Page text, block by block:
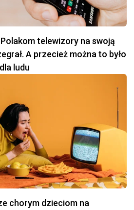
telewizory na swoją
A przecież można to było
ludu
chorym dzieciom na